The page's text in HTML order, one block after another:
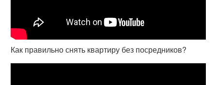
Как правильно снять квартиру без посредников?